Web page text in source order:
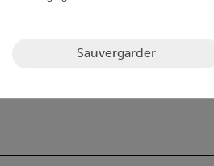
Sauvergarder